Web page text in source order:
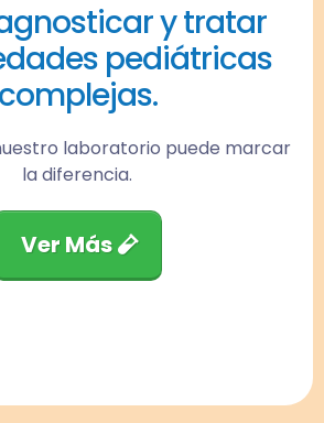
y tratar
pediátricas
complejas.
laboratorio puede marcar
la diferencia.
Ver Más